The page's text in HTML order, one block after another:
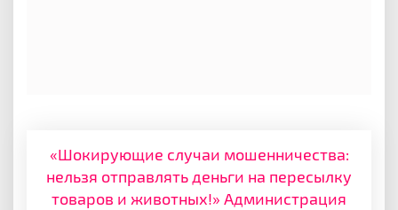
«Шокирующие случаи мошенничества:
нельзя отправлять деньги на пересылку
товаров и животных!» Администрация